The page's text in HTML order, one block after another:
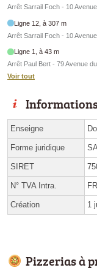
Arrêt Sarrail Foch - 10
Ligne 12, à 307 m
Arrêt Sarrail Foch - 10
Ligne 1, à 43 m
Arrêt Paul Bert - 79 Avenue
Voir tout
Enseigne
Forme juridique
SIRET
N° TVA Intra.
Création 1
Pizzerias à